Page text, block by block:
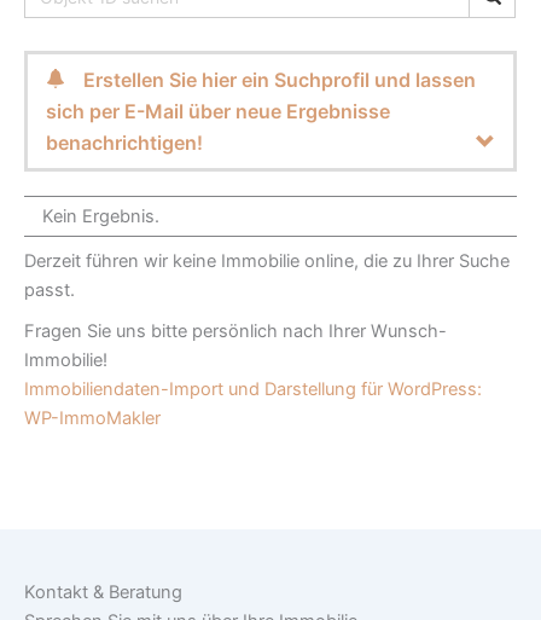
Erstellen Sie hier ein Suchprofil und lassen
sich per E-Mail über neue Ergebnisse
benachrichtigen!
Kein Ergebnis.
Derzeit führen wir keine Immobilie online, die zu Ihrer Suche
passt.
Fragen Sie uns bitte persönlich nach Ihrer Wunsch-
Immobilie!
Immobiliendaten-Import und Darstellung für WordPress:
WP-ImmoMakler
Kontakt & Beratung